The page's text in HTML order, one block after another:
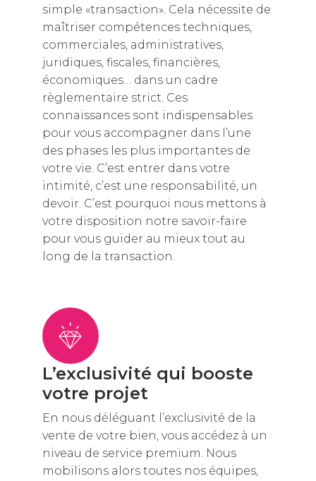
simple «transaction». Cela nécessite de
maîtriser compétences techniques,
commerciales, administratives,
juridiques, fiscales, financières,
économiques… dans un cadre
règlementaire strict. Ces
connaissances sont indispensables
pour vous accompagner dans l’une
des phases les plus importantes de
votre vie. C’est entrer dans votre
intimité, c’est une responsabilité, un
devoir. C’est pourquoi nous mettons à
votre disposition notre savoir-faire
pour vous guider au mieux tout au
long de la transaction.
L’exclusivité qui booste
votre projet
En nous déléguant l’exclusivité de la
vente de votre bien, vous accédez à un
niveau de service premium. Nous
mobilisons alors toutes nos équipes,